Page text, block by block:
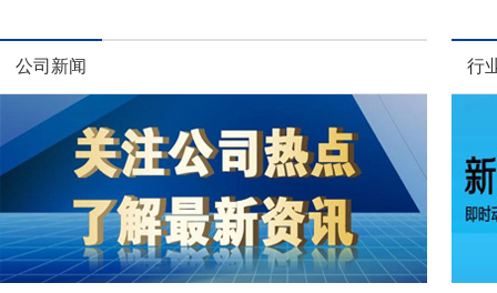
公司新闻 行